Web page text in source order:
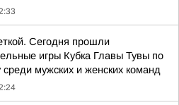
Сегодня прошли
игры Кубка Главы Тувы по
среди мужских и женских команд